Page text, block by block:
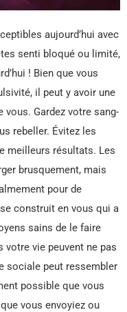
aujourd’hui avec
senti bloqué ou limité,
! Bien que vous
il peut y avoir une
vous. Gardez votre sang-
rebeller. Évitez les
meilleurs résultats. Les
brusquement, mais
pour de
construit en vous qui a
sains de le faire
votre vie peuvent ne pas
sociale peut ressembler
possible que vous
vous envoyiez ou